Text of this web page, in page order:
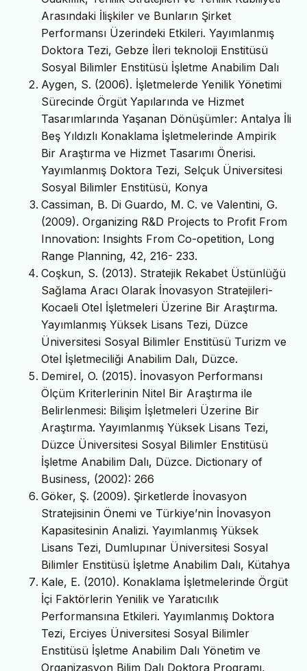
Arasındaki İlişkiler ve Bunların Şirket
Performansı Üzerindeki Etkileri. Yayımlanmış
Doktora Tezi, Gebze İleri teknoloji Enstitüsü
Sosyal Bilimler Enstitüsü İşletme Anabilim Dalı
Aygen, S. (2006). İşletmelerde Yenilik Yönetimi
Sürecinde Örgüt Yapılarında ve Hizmet
Tasarımlarında Yaşanan Dönüşümler: Antalya İli
Beş Yıldızlı Konaklama İşletmelerinde Ampirik
Bir Araştırma ve Hizmet Tasarımı Önerisi.
Yayımlanmış Doktora Tezi, Selçuk Üniversitesi
Sosyal Bilimler Enstitüsü, Konya
Cassiman, B. Di Guardo, M. C. ve Valentini, G.
(2009). Organizing R&D Projects to Profit From
Innovation: Insights From Co-opetition, Long
Range Planning, 42, 216- 233.
Coşkun, S. (2013). Stratejik Rekabet Üstünlüğü
Sağlama Aracı Olarak İnovasyon Stratejileri-
Kocaeli Otel İşletmeleri Üzerine Bir Araştırma.
Yayımlanmış Yüksek Lisans Tezi, Düzce
Üniversitesi Sosyal Bilimler Enstitüsü Turizm ve
Otel İşletmeciliği Anabilim Dalı, Düzce.
Demirel, O. (2015). İnovasyon Performansı
Ölçüm Kriterlerinin Nitel Bir Araştırma ile
Belirlenmesi: Bilişim İşletmeleri Üzerine Bir
Araştırma. Yayımlanmış Yüksek Lisans Tezi,
Düzce Üniversitesi Sosyal Bilimler Enstitüsü
İşletme Anabilim Dalı, Düzce. Dictionary of
Business, (2002): 266
Göker, Ş. (2009). Şirketlerde İnovasyon
Stratejisinin Önemi ve Türkiye’nin İnovasyon
Kapasitesinin Analizi. Yayımlanmış Yüksek
Lisans Tezi, Dumlupınar Üniversitesi Sosyal
Bilimler Enstitüsü İşletme Anabilim Dalı, Kütahya
Kale, E. (2010). Konaklama İşletmelerinde Örgüt
İçi Faktörlerin Yenilik ve Yaratıcılık
Performansına Etkileri. Yayımlanmış Doktora
Tezi, Erciyes Üniversitesi Sosyal Bilimler
Enstitüsü İşletme Anabilim Dalı Yönetim ve
Organizasyon Bilim Dalı Doktora Programı,